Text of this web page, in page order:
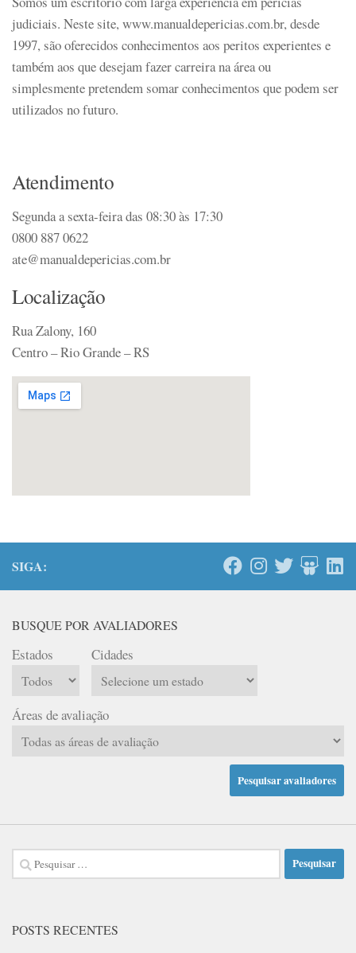
judiciais. Neste site, www.manualdepericias.com.br, desde
1997, são oferecidos conhecimentos aos peritos experientes e
também aos que desejam fazer carreira na área ou
simplesmente pretendem somar conhecimentos que podem ser
utilizados no futuro.
Atendimento
Segunda a sexta-feira das 08:30 às 17:30
0800 887 0622
ate@manualdepericias.com.br
Localização
Rua Zalony, 160
Centro – Rio Grande – RS
SIGA:
BUSQUE POR AVALIADORES
Estados Cidades
Áreas de avaliação
Pesquisar
por:
POSTS RECENTES